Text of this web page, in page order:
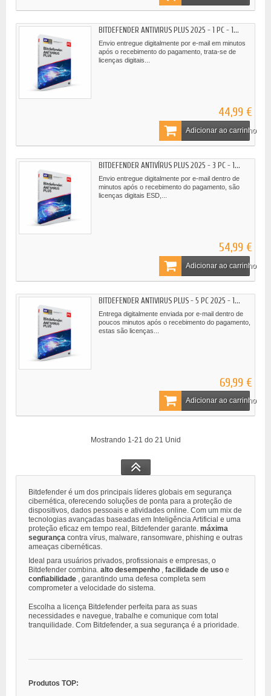
BITDEFENDER ANTIVIRUS PLUS 2025 - 1 PC - 1...
Envio entregue digitalmente por e-mail em minutos
após o recebimento do pagamento, trata-se de
licenças digitais...
44,99 €
Adicionar ao carrinho
BITDEFENDER ANTIVÍRUS PLUS 2025 - 3 PC - 1...
Envio entregue digitalmente por e-mail dentro de
minutos após o recebimento do pagamento, são
licenças digitais ESD,...
54,99 €
Adicionar ao carrinho
BITDEFENDER ANTIVIRUS PLUS - 5 PC 2025 - 1...
Entrega digitalmente enviada por e-mail dentro de
poucos minutos após o recebimento do pagamento,
estas são licenças...
69,99 €
Adicionar ao carrinho
Mostrando 1-21 do 21 Unid
Bitdefender é um dos principais líderes globais em segurança
cibernética, oferecendo soluções de ponta para a proteção de
dispositivos, dados pessoais e atividades online. Com um mix de
tecnologias avançadas baseadas em Inteligência Artificial e uma
proteção eficaz em tempo real, Bitdefender garante. máxima
segurança contra vírus, malware, ransomware, phishing e outras
ameaças cibernéticas.
Ideal para usuários privados, profissionais e empresas, o
Bitdefender combina. alto desempenho , facilidade de uso e
confiabilidade , garantindo uma defesa completa sem
comprometer a velocidade do sistema.
Escolha a licença Bitdefender perfeita para as suas
necessidades e navegue, trabalhe e comunique com total
tranquilidade. Com Bitdefender, a sua segurança é a prioridade.
Produtos TOP: